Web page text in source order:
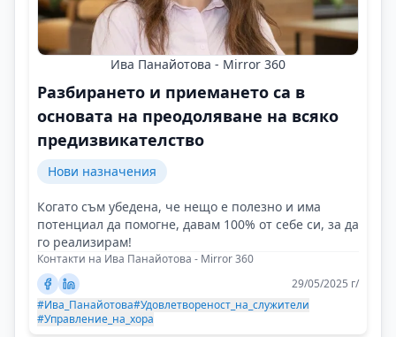
Ива Панайотова - Mirror 360
Разбирането и приемането са в
основата на преодоляване на всяко
предизвикателство
Нови назначения
Когато съм убедена, че нещо е полезно и има
потенциал да помогне, давам 100% от себе си, за да
го реализирам!
Контакти на Ива Панайотова - Mirror 360
29/05/2025 г/
#Ива_Панайотова#Удовлетвореност_на_служители
#Управление_на_хора